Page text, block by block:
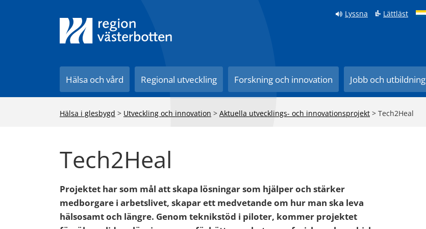
Lyssna Lättläst
Hälsa och vård Regional utveckling Forskning och innovation Jobb och utbildning
Hälsa i glesbygd > Utveckling och innovation > Aktuella utvecklings- och innovationsprojekt > Tech2Heal
Tech2Heal
Projektet har som mål att skapa lösningar som hjälper och stärker
medborgare i arbetslivet, skapar ett medvetande om hur man ska leva
hälsosamt och längre. Genom teknikstöd i piloter, kommer projektet